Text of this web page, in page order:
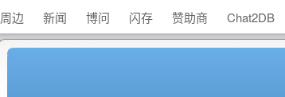
周边 新闻 博问 闪存 赞助商 Chat2DB